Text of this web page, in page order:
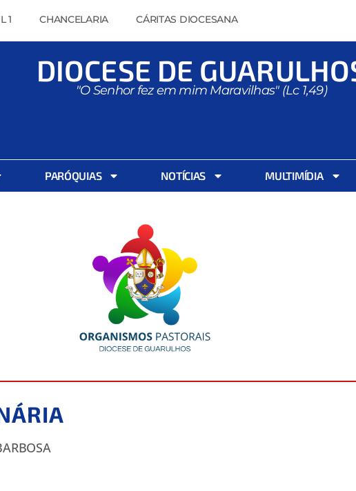
1 CHANCELARIA CÁRITAS DIOCESANA
DIOCESE DE
"O Senhor fez em mim Maravilhas" (Lc 1,49)
PARÓQUIAS NOTÍCIAS MULTIMÍDIA